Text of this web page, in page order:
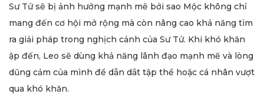
Sư Tử sẽ bị ảnh hưởng mạnh mẽ bởi sao Mộc không chỉ
mang đến cơ hội mở rộng mà còn nâng cao khả năng tìm
ra giải pháp trong nghịch cảnh của Sư Tử. Khi khó khăn
ập đến, Leo sẽ dùng khả năng lãnh đạo mạnh mẽ và lòng
dũng cảm của mình để dẫn dắt tập thể hoặc cá nhân vượt
qua khó khăn.